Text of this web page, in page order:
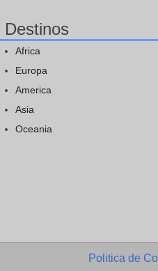
Destinos
Africa
Europa
America
Asia
Oceania
Politica de